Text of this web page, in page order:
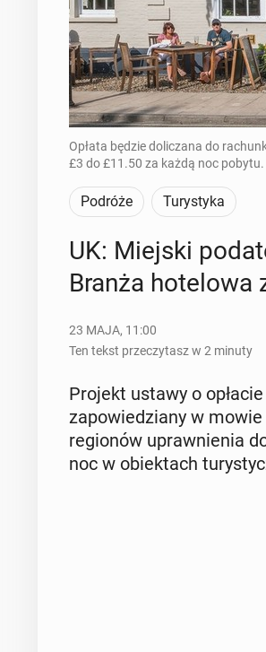
Opłata będzie doliczana do
£3 do £11.50 za każdą noc
Podróże Turystyka
UK: Miejski
Branża ho­te­lo­wa
23 MAJA, 11:00
Ten tekst przeczytasz w 2 minuty
Projekt ustawy o
za­po­wie­dzia­ny w
re­gio­nów upraw­nie­nia
noc w obiek­tach